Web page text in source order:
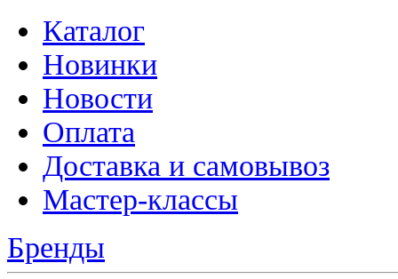
Каталог
Новинки
Новости
Оплата
Доставка и самовывоз
Мастер-классы
Бренды